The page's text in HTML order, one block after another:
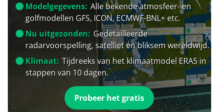
Modelgegevens: Alle bekende atmosfeer- en
golfmodellen GFS, ICON, ECMWF-BNL+ etc.
Nu uitgezonden: Gedetailleerde
radarvoorspelling, satelliet en bliksem wereldwijd.
Klimaat: Tijdreeks van het klimaatmodel ERA5 in
stappen van 10 dagen.
Probeer het gratis